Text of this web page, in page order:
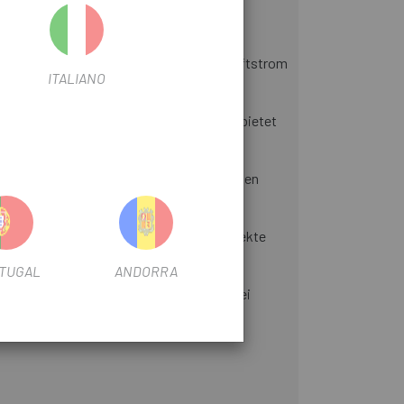
mit Mikroperforationen, die den Luftstrom
End-Modellen übernommen wurde, bietet
Geschwindigkeit und Anforderungen
das Kleidungsstück optimal fixiert, perfekte
Atmungsaktivität sorgt.
Ihrer wertvollsten Gegenstände. Die drei
ITALIANO
ANDORRA